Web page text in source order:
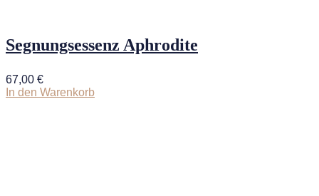
Segnungsessenz Aphrodite
67,00 €
In den Warenkorb